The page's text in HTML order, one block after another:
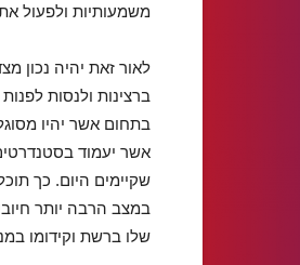
משמעותיות ולפעול
לאור זאת יהיה נכון
ברצינות ולנסות
בתחום אשר יהיו
אשר יעמוד
שקיימים היום. כך
במצב הרבה יותר
שלו ברשת וקידומו